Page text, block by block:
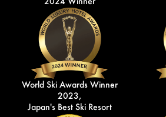
World Ski Awards Winner
2023,
Japan's Best Ski Resort